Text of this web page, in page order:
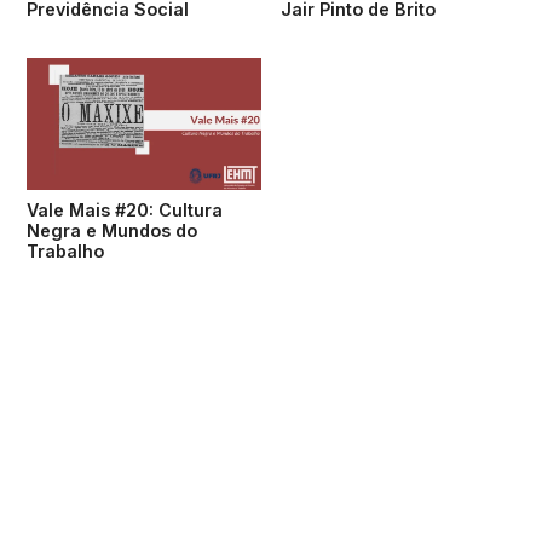
Previdência Social
Jair Pinto de Brito
Vale Mais #20: Cultura
Negra e Mundos do
Trabalho